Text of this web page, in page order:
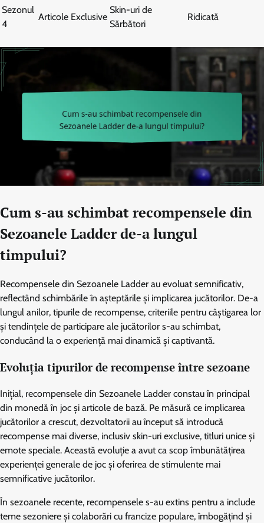
Sezonul
4
Articole Exclusive
Skin-uri de
Sărbători
Ridicată
Cum s-au schimbat recompensele din
Sezoanele Ladder de-a lungul
timpului?
Recompensele din Sezoanele Ladder au evoluat semnificativ,
reflectând schimbările în așteptările și implicarea jucătorilor. De-a
lungul anilor, tipurile de recompense, criteriile pentru câștigarea lor
și tendințele de participare ale jucătorilor s-au schimbat,
conducând la o experiență mai dinamică și captivantă.
Evoluția tipurilor de recompense între sezoane
Inițial, recompensele din Sezoanele Ladder constau în principal
din monedă în joc și articole de bază. Pe măsură ce implicarea
jucătorilor a crescut, dezvoltatorii au început să introducă
recompense mai diverse, inclusiv skin-uri exclusive, titluri unice și
emote speciale. Această evoluție a avut ca scop îmbunătățirea
experienței generale de joc și oferirea de stimulente mai
semnificative jucătorilor.
În sezoanele recente, recompensele s-au extins pentru a include
teme sezoniere și colaborări cu francize populare, îmbogățind și